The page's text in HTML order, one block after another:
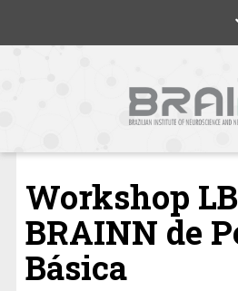
Workshop
BRAINN de
Básica